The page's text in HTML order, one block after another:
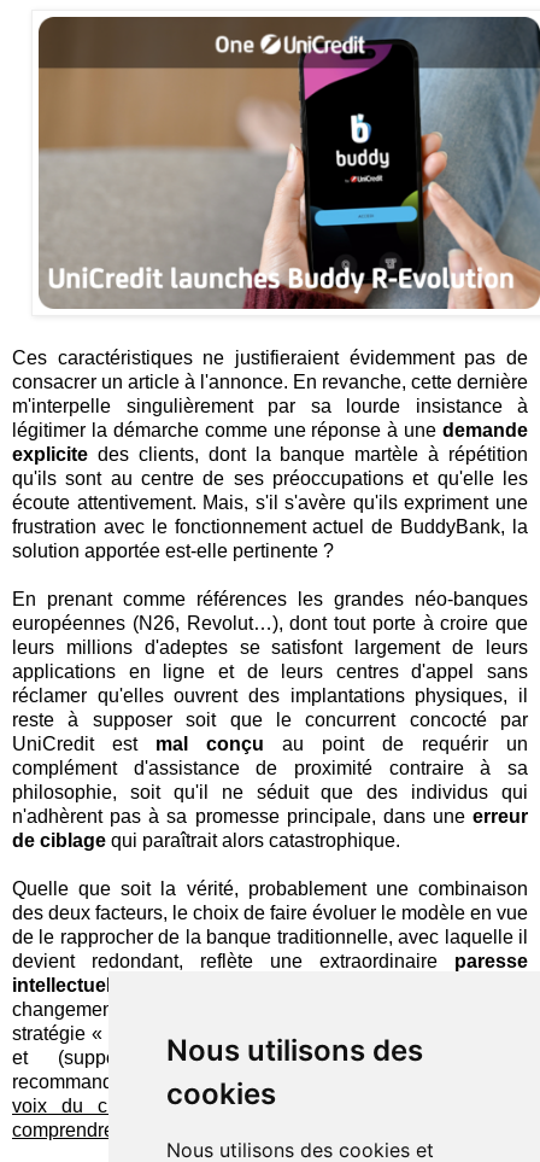
Nous utilisons des
cookies
Nous utilisons des cookies et
Ces caractéristiques ne justifieraient évidemment pas de
consacrer un article à l'annonce. En revanche, cette dernière
m'interpelle singulièrement par sa lourde insistance à
légitimer la démarche comme une réponse à une demande
explicite des clients, dont la banque martèle à répétition
qu'ils sont au centre de ses préoccupations et qu'elle les
écoute attentivement. Mais, s'il s'avère qu'ils expriment une
frustration avec le fonctionnement actuel de BuddyBank, la
solution apportée est-elle pertinente ?
En prenant comme références les grandes néo-banques
européennes (N26, Revolut…), dont tout porte à croire que
leurs millions d'adeptes se satisfont largement de leurs
applications en ligne et de leurs centres d'appel sans
réclamer qu'elles ouvrent des implantations physiques, il
reste à supposer soit que le concurrent concocté par
UniCredit est mal conçu au point de requérir un
complément d'assistance de proximité contraire à sa
philosophie, soit qu'il ne séduit que des individus qui
n'adhèrent pas à sa promesse principale, dans une erreur
de ciblage qui paraîtrait alors catastrophique.
Quelle que soit la vérité, probablement une combinaison
des deux facteurs, le choix de faire évoluer le modèle en vue
de le rapprocher de la banque traditionnelle, avec laquelle il
devient redondant, reflète une extraordinaire paresse
intellectuelle
changement en profondeur et la disparition de toute vraie
stratégie « digitale », en dehors d'un retour en terrain connu
et (supposément) sans risque. En guise de
recommandation, je conclurai sur cette assertion :
voix du client ne vaut que si on cherche ensuite à
comprendre ce qu'elle traduit réellement